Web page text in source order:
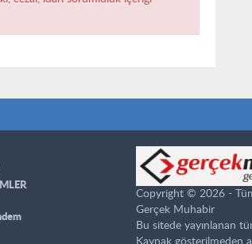
Copyright © 2026 - Tüm
Gerçek Muhabir
Bu sitede yayınlanan